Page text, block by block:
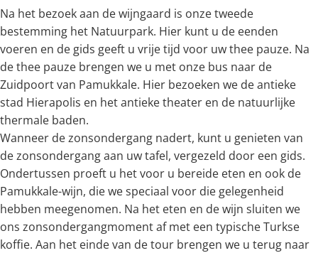
Na het bezoek aan de wijngaard is onze tweede
bestemming het Natuurpark. Hier kunt u de eenden
voeren en de gids geeft u vrije tijd voor uw thee pauze. Na
de thee pauze brengen we u met onze bus naar de
Zuidpoort van Pamukkale. Hier bezoeken we de antieke
stad Hierapolis en het antieke theater en de natuurlijke
thermale baden.
Wanneer de zonsondergang nadert, kunt u genieten van
de zonsondergang aan uw tafel, vergezeld door een gids.
Ondertussen proeft u het voor u bereide eten en ook de
Pamukkale-wijn, die we speciaal voor die gelegenheid
hebben meegenomen. Na het eten en de wijn sluiten we
ons zonsondergangmoment af met een typische Turkse
koffie. Aan het einde van de tour brengen we u terug naar